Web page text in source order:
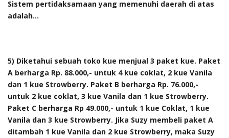
Sistem pertidaksamaan yang memenuhi daerah di atas
adalah...
5) Diketahui sebuah toko kue menjual 3 paket kue. Paket
A berharga Rp. 88.000,- untuk 4 kue coklat, 2 kue Vanila
dan 1 kue Strowberry. Paket B berharga Rp. 76.000,-
untuk 2 kue coklat, 3 kue Vanila dan 1 kue Strowberry.
Paket C berharga Rp 49.000,- untuk 1 kue Coklat, 1 kue
Vanila dan 3 kue Strowberry. Jika Suzy membeli paket A
ditambah 1 kue Vanila dan 2 kue Strowberry, maka Suzy